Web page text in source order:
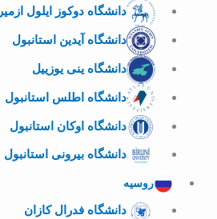
دانشگاه دوکوز ایلول ازمیر
دانشگاه آیدین استانبول
دانشگاه ینی یوزییل
دانشگاه اطلس استانبول
دانشگاه اوکان استانبول
دانشگاه بیرونی استانبول
روسیه
دانشگاه فدرال کازان